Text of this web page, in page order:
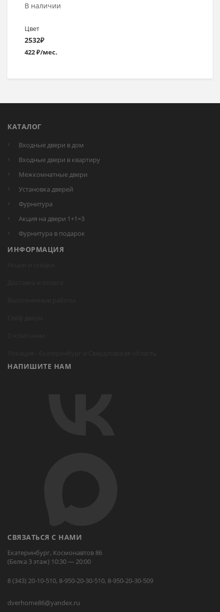
В наличии
Цвет
2532₽
422 ₽/мес.
КАТАЛОГ
Входные двери в дом
Входные двери в квартиру
Межкомнатные двери
Установка дверей
Фурнитура
Акция на двери 1+1=3
Фурнитура в подарок
ИНФОРМАЦИЯ
НАПИШИТЕ НАМ
СВЯЗАТЬСЯ С НАМИ
Екатеринбург, Космонавтов 86
(Белка 3 этаж) 10:30 — 20:00
8 (343) 20-10-510, 8-950-20-30-510, 8-950-20-30-509
dverhome86@yandex.ru